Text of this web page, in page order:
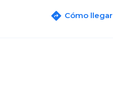
Cómo llegar